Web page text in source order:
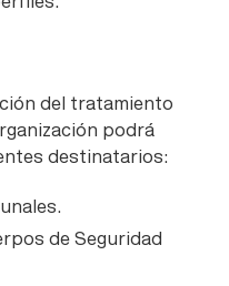
del tratamiento
podrá
destinatarios:
de Seguridad